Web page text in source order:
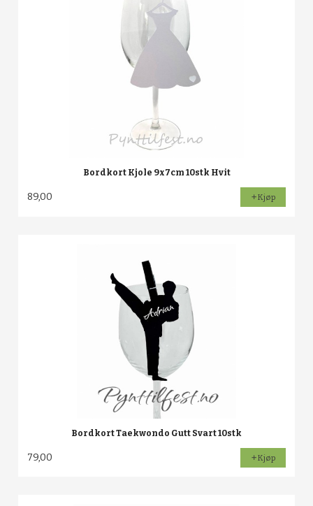
Bordkort Kjole 9x7cm 10stk Hvit
89,00 Kjøp
Bordkort Taekwondo Gutt Svart 10stk
79,00 Kjøp